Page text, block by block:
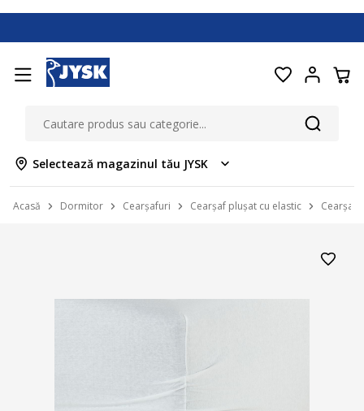
Selectează magazinul tău JYSK
Acasă Dormitor Cearșafuri Cearșaf plușat cu elastic Cearșaf